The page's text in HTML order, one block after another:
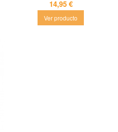
14,95 €
Ver producto